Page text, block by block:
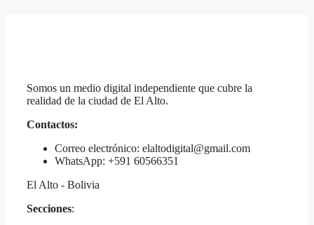
Somos un medio digital independiente que cubre la
realidad de la ciudad de El Alto.
Contactos:
Correo electrónico: elaltodigital@gmail.com
WhatsApp: +591 60566351
El Alto - Bolivia
Secciones: